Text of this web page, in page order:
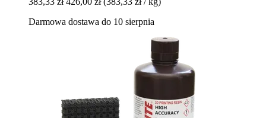
Darmowa dostawa do 10 sierpnia